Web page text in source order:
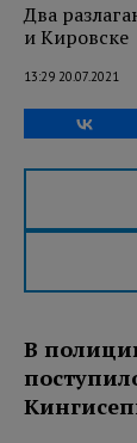
Два
и Кировске
13:29 20.07.2021
В